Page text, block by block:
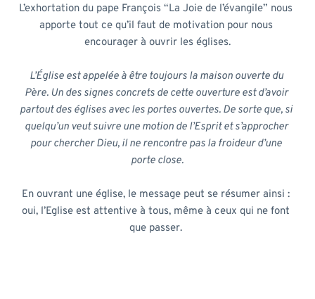
L’exhortation du pape François “La Joie de l’évangile” nous
apporte tout ce qu’il faut de motivation pour nous
encourager à ouvrir les églises.
L’Église est appelée à être toujours la maison ouverte du
Père. Un des signes concrets de cette ouverture est d’avoir
partout des églises avec les portes ouvertes. De sorte que, si
quelqu’un veut suivre une motion de l’Esprit et s’approcher
pour chercher Dieu, il ne rencontre pas la froideur d’une
porte close.
En ouvrant une église, le message peut se résumer ainsi :
oui, l’Eglise est attentive à tous, même à ceux qui ne font
que passer.